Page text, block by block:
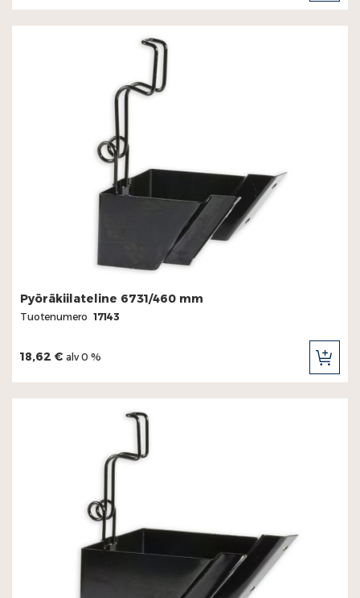
Pyöräkiilateline 6731/460 mm
Tuotenumero 17143
18,62 € alv 0 %